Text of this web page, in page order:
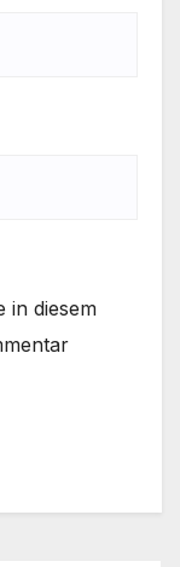
in diesem